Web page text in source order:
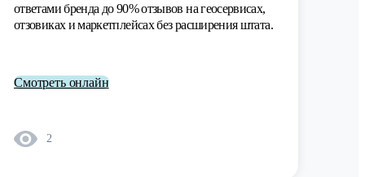
ответами бренда до 90% отзывов на геосервисах,
отзовиках и маркетплейсах без расширения штата.
Смотреть онлайн
2